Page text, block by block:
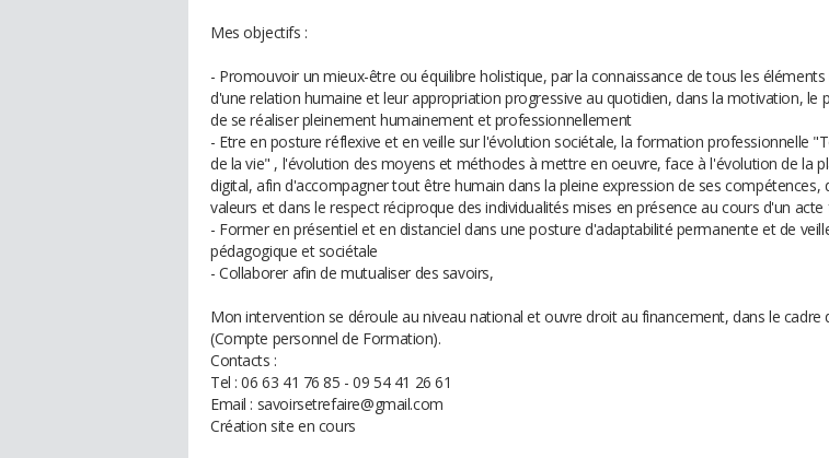
Mes objectifs :
- Promouvoir un mieux-être ou équilibre holistique, par la connaissance de tous les
d'une relation humaine et leur appropriation progressive au quotidien, dans la motivation, le
de se réaliser pleinement humainement et professionnellement
- Etre en posture réflexive et en veille sur l'évolution sociétale, la formation professionnelle
de la vie" , l'évolution des moyens et méthodes à mettre en oeuvre, face à l'évolution de la
digital, afin d'accompagner tout être humain dans la pleine expression de ses compétences,
valeurs et dans le respect réciproque des individualités mises en présence au cours d'un
- Former en présentiel et en distanciel dans une posture d'adaptabilité permanente et de
pédagogique et sociétale
- Collaborer afin de mutualiser des savoirs,
Mon intervention se déroule au niveau national et ouvre droit au financement, dans le cadre
(Compte personnel de Formation).
Contacts :
Tel : 06 63 41 76 85 - 09 54 41 26 61
Email : savoirsetrefaire@gmail.com
Création site en cours